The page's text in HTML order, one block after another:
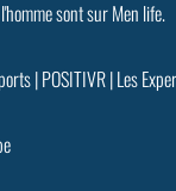
sont sur Men life.
|POSITIVR|Les